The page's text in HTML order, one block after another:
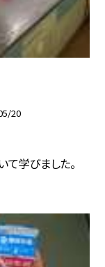
20
学びました。